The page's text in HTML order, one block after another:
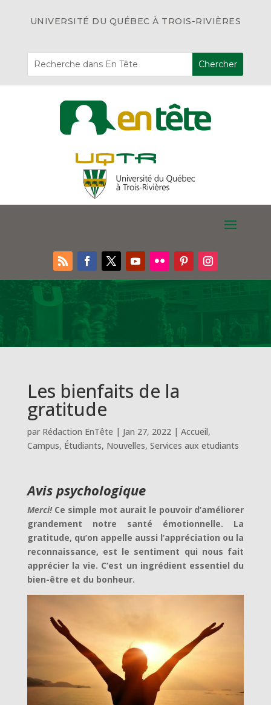
UNIVERSITÉ DU QUÉBEC À TROIS-RIVIÈRES
Les bienfaits de la
gratitude
par Rédaction EnTête | Jan 27, 2022| Accueil,
Campus, Étudiants, Nouvelles, Services aux etudiants
Avis psychologique
Merci!Ce simple mot aurait le pouvoir d’améliorer
grandement notre santé émotionnelle. La
gratitude, qu’on appelle aussi l’appréciation ou la
reconnaissance, est le sentiment qui nous fait
apprécier la vie. C’est un ingrédient essentiel du
bien-être et du bonheur.